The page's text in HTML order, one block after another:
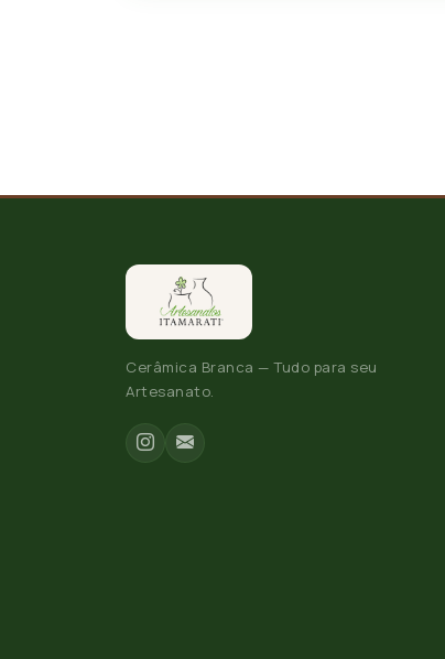
Cerâmica Branca — Tudo para seu
Artesanato.